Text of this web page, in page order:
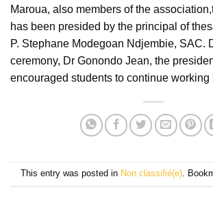
Maroua, also members of the
has been presided by the principal of
P. Stephane Modegoan Ndjembie, SAC.
ceremony, Dr Gonondo Jean, the
encouraged students to continue working
This entry was posted in Non classifié(e).